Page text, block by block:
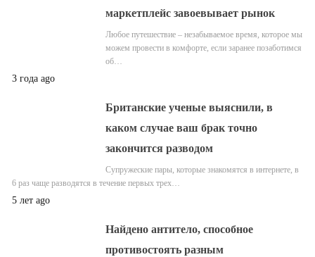
маркетплейс завоевывает рынок
Любое путешествие – незабываемое время, которое мы
можем провести в комфорте, если заранее позаботимся
об…
3 года ago
Британские ученые выяснили, в
каком случае ваш брак точно
закончится разводом
Супружеские пары, которые знакомятся в интернете, в
6 раз чаще разводятся в течение первых трех…
5 лет ago
Найдено антитело, способное
противостоять разным